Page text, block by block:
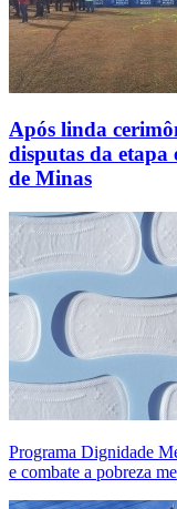
Após linda
disputas da
de Minas
Programa Dignidade
e combate a pobreza